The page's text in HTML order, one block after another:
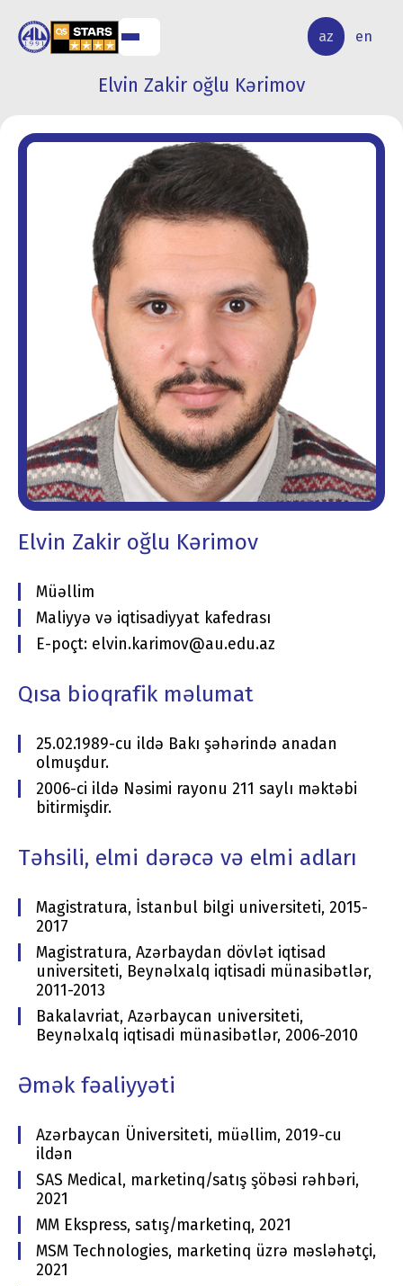
az en
ELMİ
TƏDQİQAT
Elvin Zakir oğlu Kərimov
Elvin Zakir oğlu Kərimov
Müəllim
Maliyyə və iqtisadiyyat kafedrası
E-poçt: elvin.karimov@au.edu.az
Qısa bioqrafik məlumat
25.02.1989-cu ildə Bakı şəhərində anadan
olmuşdur.
2006-ci ildə Nəsimi rayonu 211 saylı məktəbi
bitirmişdir.
Təhsili, elmi dərəcə və elmi adları
Magistratura, İstanbul bilgi universiteti, 2015-
2017
Magistratura, Azərbaydan dövlət iqtisad
universiteti, Beynəlxalq iqtisadi münasibətlər,
2011-2013
Bakalavriat, Azərbaycan universiteti,
Beynəlxalq iqtisadi münasibətlər, 2006-2010
Əmək fəaliyyəti
Azərbaycan Üniversiteti, müəllim, 2019-cu
ildən
SAS Medical, marketinq/satış şöbəsi rəhbəri,
2021
MM Ekspress, satış/marketinq, 2021
MSM Technologies, marketinq üzrə məsləhətçi,
2021